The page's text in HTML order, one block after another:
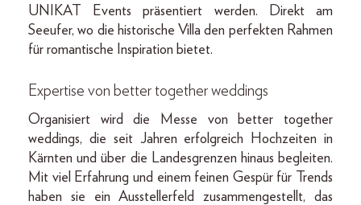
UNIKAT Events präsentiert werden. Direkt am
Seeufer, wo die historische Villa den perfekten Rahmen
für romantische Inspiration bietet.
Expertise von better together weddings
Organisiert wird die Messe von better together
weddings, die seit Jahren erfolgreich Hochzeiten in
Kärnten und über die Landesgrenzen hinaus begleiten.
Mit viel Erfahrung und einem feinen Gespür für Trends
haben sie ein Ausstellerfeld zusammengestellt, das